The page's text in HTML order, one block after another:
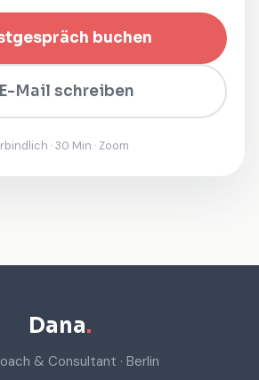
buchen
E-Mail schreiben
· 30 Min · Zoom
Dana.
& Consultant · Berlin